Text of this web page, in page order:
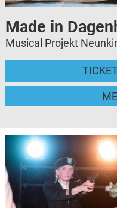
Made in
Musical Projekt